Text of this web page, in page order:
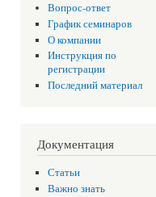
Вопрос-ответ
График семинаров
О компании
Инструкция по
регистрации
Последний материал
Документация
Статьи
Важно знать